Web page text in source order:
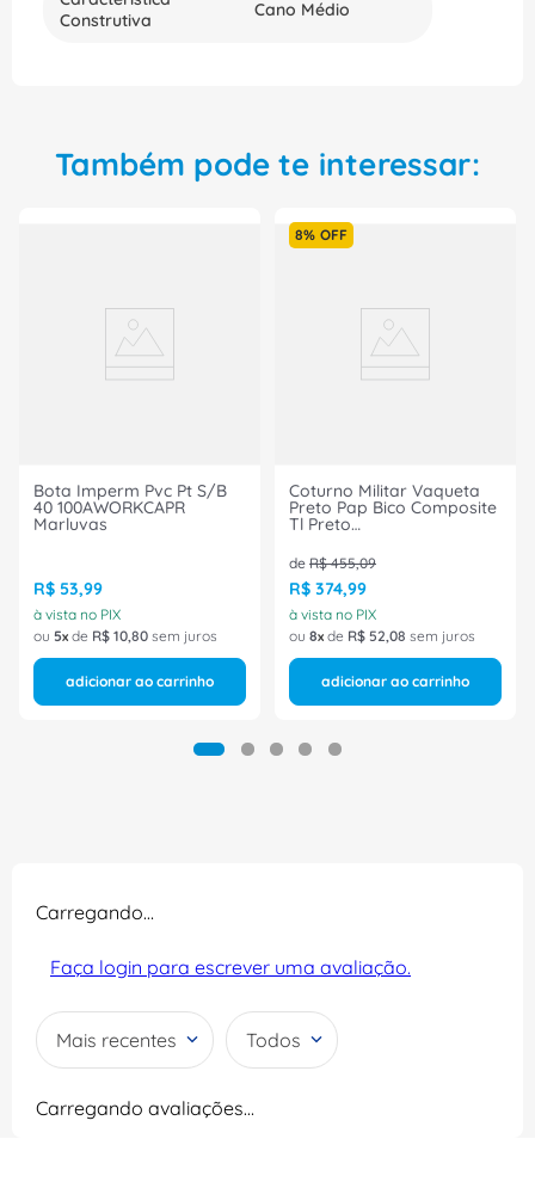
Construtiva
Cano Médio
Também pode te interessar:
Bota Imperm Pvc Pt S/B
40 100AWORKCAPR
Marluvas
R$ 53,99
à vista no PIX
ou 5 de R$ 10,80 sem juros
adicionar ao carrinho
8% OFF
Coturno Militar Vaqueta
Preto Pap Bico Composite
Tl Preto
60C39CPAPWPZP
Tamanho 46 CA 42298
Marluvas
de R$ 455,09
R$ 374,99
à vista no PIX
ou 8 de R$ 52,08 sem juros
adicionar ao carrinho
Carregando…
Faça login para escrever uma avaliação.
Mais recentes Todos
Carregando avaliações…